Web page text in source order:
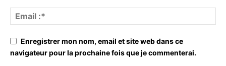
Enregistrer mon nom, email et site web dans ce
navigateur pour la prochaine fois que je commenterai.